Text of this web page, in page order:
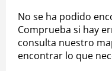
No se ha podido
Comprueba si hay
consulta nuestro
encontrar lo que